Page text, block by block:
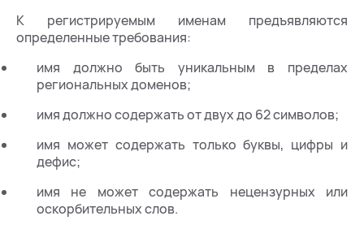
К регистрируемым именам предъявляются
определенные требования:
имя должно быть уникальным в пределах
региональных доменов;
имя должно содержать от двух до 62 символов;
имя может содержать только буквы, цифры и
дефис;
имя не может содержать нецензурных или
оскорбительных слов.